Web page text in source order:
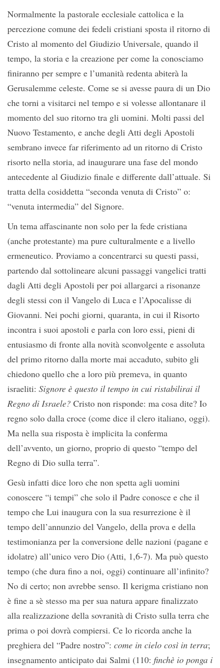
Normalmente la pastorale ecclesiale cattolica e la
percezione comune dei fedeli cristiani sposta il ritorno di
Cristo al momento del Giudizio Universale, quando il
tempo, la storia e la creazione per come la conosciamo
finiranno per sempre e l’umanità redenta abiterà la
Gerusalemme celeste. Come se si avesse paura di un Dio
che torni a visitarci nel tempo e si volesse allontanare il
momento del suo ritorno tra gli uomini. Molti passi del
Nuovo Testamento, e anche degli Atti degli Apostoli
sembrano invece far riferimento ad un ritorno di Cristo
risorto nella storia, ad inaugurare una fase del mondo
antecedente al Giudizio finale e differente dall’attuale. Si
tratta della cosiddetta “seconda venuta di Cristo” o:
“venuta intermedia” del Signore.
Un tema affascinante non solo per la fede cristiana
(anche protestante) ma pure culturalmente e a livello
ermeneutico. Proviamo a concentrarci su questi passi,
partendo dal sottolineare alcuni passaggi vangelici tratti
dagli Atti degli Apostoli per poi allargarci a risonanze
degli stessi con il Vangelo di Luca e l’Apocalisse di
Giovanni. Nei pochi giorni, quaranta, in cui il Risorto
incontra i suoi apostoli e parla con loro essi, pieni di
entusiasmo di fronte alla novità sconvolgente e assoluta
del primo ritorno dalla morte mai accaduto, subito gli
chiedono quello che a loro più premeva, in quanto
israeliti: Signore è questo il tempo in cui ristabilirai il
Regno di Israele? Cristo non risponde: ma cosa dite? Io
regno solo dalla croce (come dice il clero italiano, oggi).
Ma nella sua risposta è implicita la conferma
dell’avvento, un giorno, proprio di questo “tempo del
Regno di Dio sulla terra”.
Gesù infatti dice loro che non spetta agli uomini
conoscere “i tempi” che solo il Padre conosce e che il
tempo che Lui inaugura con la sua resurrezione è il
tempo dell’annunzio del Vangelo, della prova e della
testimonianza per la conversione delle nazioni (pagane e
idolatre) all’unico vero Dio (Atti, 1,6-7). Ma può questo
tempo (che dura fino a noi, oggi) continuare all’infinito?
No di certo; non avrebbe senso. Il kerigma cristiano non
è fine a sè stesso ma per sua natura appare finalizzato
alla realizzazione della sovranità di Cristo sulla terra che
prima o poi dovrà compiersi. Ce lo ricorda anche la
preghiera del “Padre nostro”: come in cielo così in terra;
insegnamento anticipato dai Salmi (110: finchè io ponga i